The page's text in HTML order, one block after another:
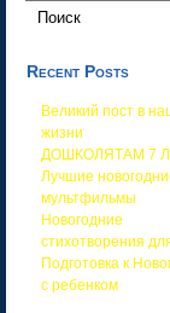
Recent Posts
Великий пост в
жизни
ДОШКОЛЯТАМ 7
Лучшие
мультфильмы
Новогодние
стихотворения
Подготовка к
с ребенком